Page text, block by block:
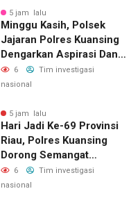
Sekaligus Doa Syukuran
Menempati Rumah Baru
5 jam lalu
Minggu Kasih, Polsek
Jajaran Polres Kuansing
Dengarkan Aspirasi Dan
Keluhan Masyarakat
6
Tim investigasi
nasional
5 jam lalu
Hari Jadi Ke-69 Provinsi
Riau, Polres Kuansing
Dorong Semangat
Bersama Jaga Lingkungan
Dan Marwah Bumi Melayu
6
Tim investigasi
nasional